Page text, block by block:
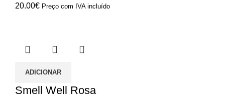
20.00€ Preço com IVA incluído
ADICIONAR
Smell Well Rosa